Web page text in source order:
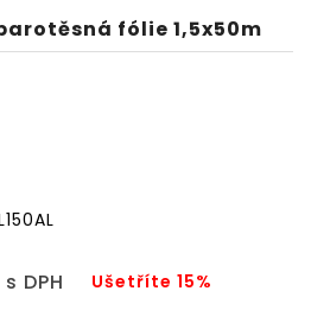
parotěsná fólie 1,5x50m
s DPH Ušetříte 15%